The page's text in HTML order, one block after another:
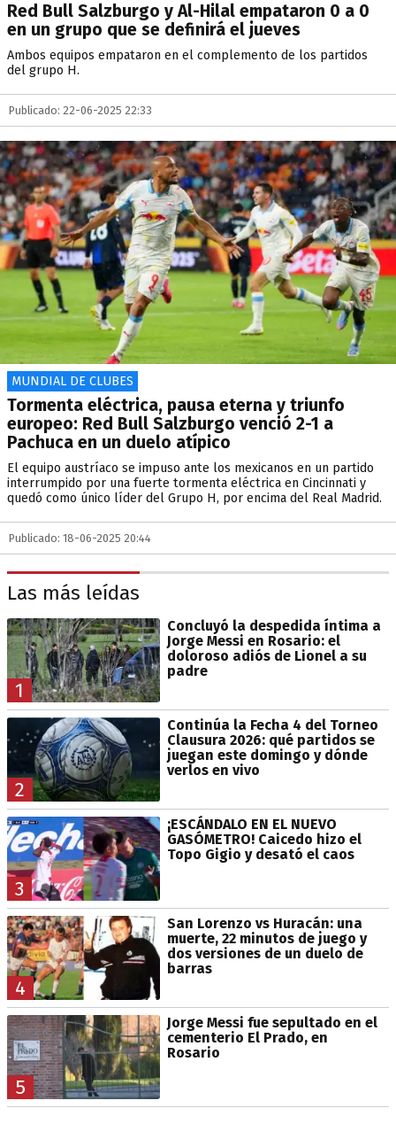
Red Bull Salzburgo y Al-Hilal empataron 0 a 0
en un grupo que se definirá el jueves
Ambos equipos empataron en el complemento de los partidos
del grupo H.
Publicado: 22-06-2025 22:33
MUNDIAL DE CLUBES
Tormenta eléctrica, pausa eterna y triunfo
europeo: Red Bull Salzburgo venció 2-1 a
Pachuca en un duelo atípico
El equipo austríaco se impuso ante los mexicanos en un partido
interrumpido por una fuerte tormenta eléctrica en Cincinnati y
quedó como único líder del Grupo H, por encima del Real Madrid.
Publicado: 18-06-2025 20:44
Las más leídas
1
Concluyó la despedida íntima a
Jorge Messi en Rosario: el
doloroso adiós de Lionel a su
padre
2
Continúa la Fecha 4 del Torneo
Clausura 2026: qué partidos se
juegan este domingo y dónde
verlos en vivo
3
¡ESCÁNDALO EN EL NUEVO
GASÓMETRO! Caicedo hizo el
Topo Gigio y desató el caos
4
San Lorenzo vs Huracán: una
muerte, 22 minutos de juego y
dos versiones de un duelo de
barras
5
Jorge Messi fue sepultado en el
cementerio El Prado, en
Rosario